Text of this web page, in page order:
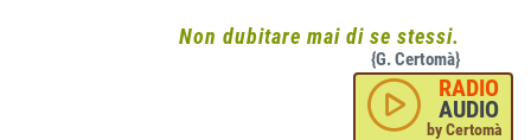
Non dubitare mai di se stessi.
{G. Certomà}
RADIO
AUDIO
by Certomà